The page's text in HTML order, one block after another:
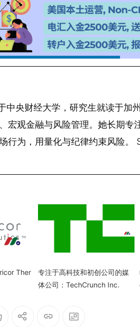
中央财经大学，研究生就读于加
宏观金融与风险管理。她长期专
行为，用量化与纪律约束风险。
Ther
专注于高科技和初创公司的媒
体公司：TechCrunch Inc.